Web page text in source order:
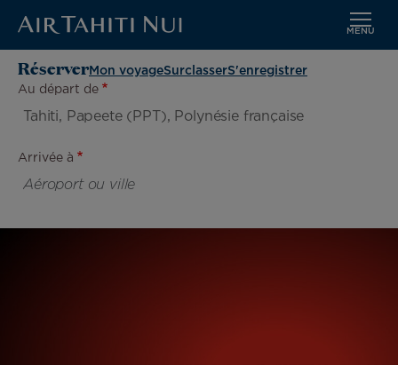
contenu
principal
MENU
Réserver Mon voyageSurclasserS'enregistrer
Au départ de
Arrivée à